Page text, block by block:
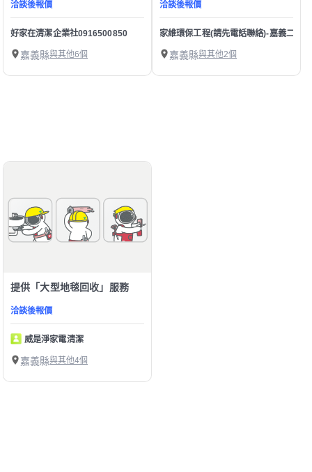
洽談後報價
好家在清潔企業社0916500850
嘉義縣與其他6個
洽談後報價
家維環保工程(請先電話聯絡)-嘉義二手
嘉義縣與其他2個
提供「大型地毯回收」服務
洽談後報價
威是淨家電清潔
嘉義縣與其他4個